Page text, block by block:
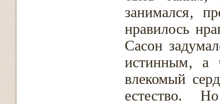
занимался‚
нравилось
Сасон
истинным‚ а
влекомый
естество.